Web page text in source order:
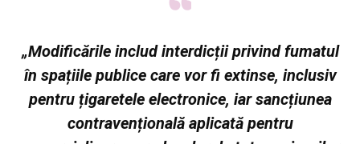
„Modificările includ interdicții privind fumatul
în spațiile publice care vor fi extinse, inclusiv
pentru țigaretele electronice, iar sancțiunea
contravențională aplicată pentru